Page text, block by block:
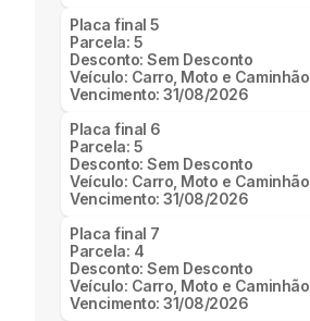
Placa final5
Parcela: 5
Desconto:Sem Desconto
Veículo: Carro, Moto e Caminhão
Vencimento:31/08/2026
Placa final 6
Parcela: 5
Desconto:Sem Desconto
Veículo: Carro, Moto e Caminhão
Vencimento:31/08/2026
Placa final 7
Parcela: 4
Desconto:Sem Desconto
Veículo: Carro, Moto e Caminhão
Vencimento:31/08/2026